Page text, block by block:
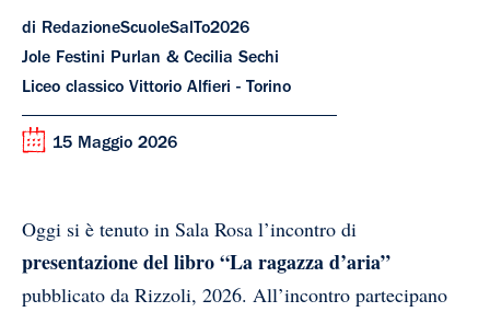
di RedazioneScuoleSalTo2026
Jole Festini Purlan & Cecilia Sechi
Liceo classico Vittorio Alfieri - Torino
15 Maggio 2026
Oggi si è tenuto in Sala Rosa l’incontro di
presentazione del libro “La ragazza d’aria”
pubblicato da Rizzoli, 2026. All’incontro partecipano